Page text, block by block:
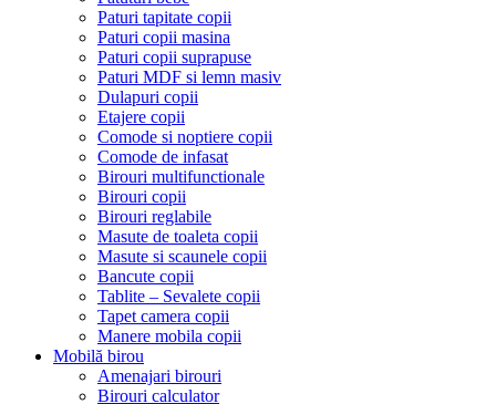
Paturi tapitate copii
Paturi copii masina
Paturi copii suprapuse
Paturi MDF si lemn masiv
Dulapuri copii
Etajere copii
Comode si noptiere copii
Comode de infasat
Birouri multifunctionale
Birouri copii
Birouri reglabile
Masute de toaleta copii
Masute si scaunele copii
Bancute copii
Tablite – Sevalete copii
Tapet camera copii
Manere mobila copii
Mobilă birou
Amenajari birouri
Birouri calculator